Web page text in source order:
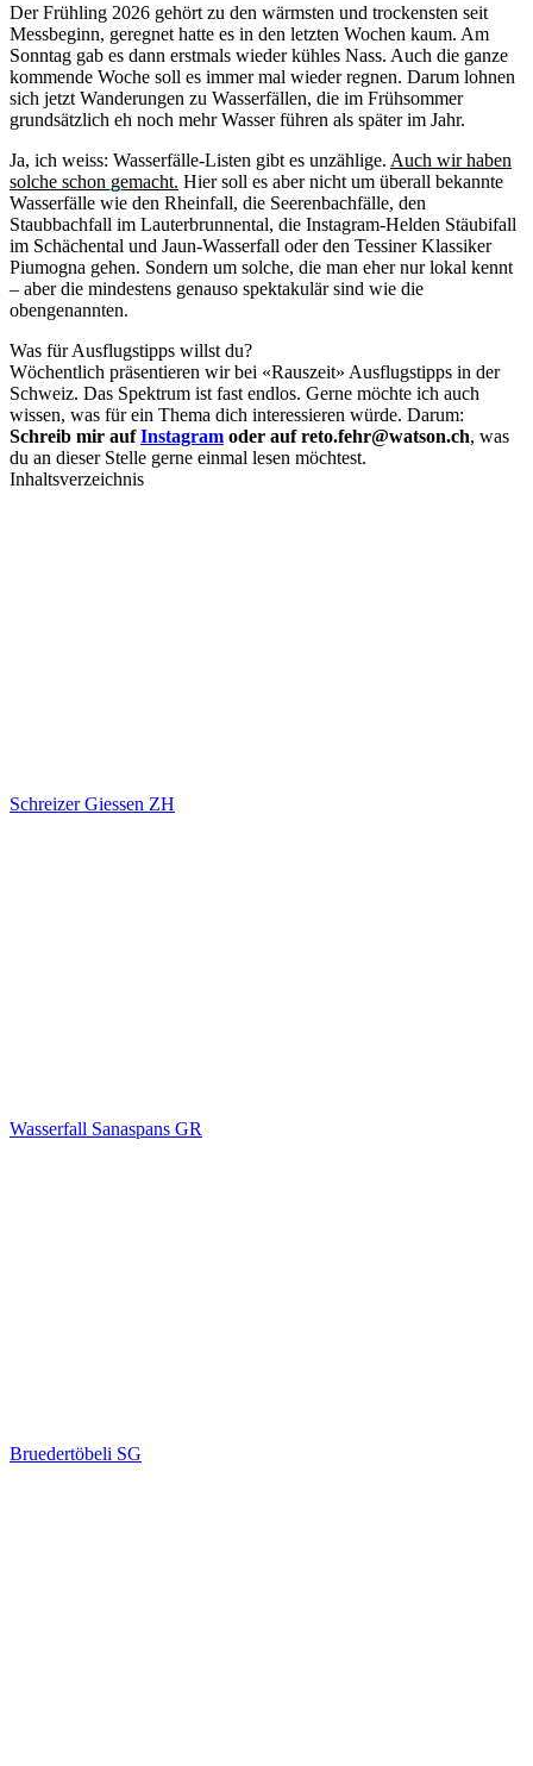
Der Frühling 2026 gehört zu den wärmsten und trockensten seit
Messbeginn, geregnet hatte es in den letzten Wochen kaum. Am
Sonntag gab es dann erstmals wieder kühles Nass. Auch die ganze
kommende Woche soll es immer mal wieder regnen. Darum lohnen
sich jetzt Wanderungen zu Wasserfällen, die im Frühsommer
grundsätzlich eh noch mehr Wasser führen als später im Jahr.
Ja, ich weiss: Wasserfälle-Listen gibt es unzählige. Auch wir haben
solche schon gemacht. Hier soll es aber nicht um überall bekannte
Wasserfälle wie den Rheinfall, die Seerenbachfälle, den
Staubbachfall im Lauterbrunnental, die Instagram-Helden Stäubifall
im Schächental und Jaun-Wasserfall oder den Tessiner Klassiker
Piumogna gehen. Sondern um solche, die man eher nur lokal kennt
– aber die mindestens genauso spektakulär sind wie die
obengenannten.
Was für Ausflugstipps willst du?
Wöchentlich präsentieren wir bei «Rauszeit» Ausflugstipps in der
Schweiz. Das Spektrum ist fast endlos. Gerne möchte ich auch
wissen, was für ein Thema dich interessieren würde. Darum:
Schreib mir aufInstagram oder auf reto.fehr@watson.ch, was
du an dieser Stelle gerne einmal lesen möchtest.
Inhaltsverzeichnis
Schreizer Giessen ZH
Wasserfall Sanaspans GR
Bruedertöbeli SG